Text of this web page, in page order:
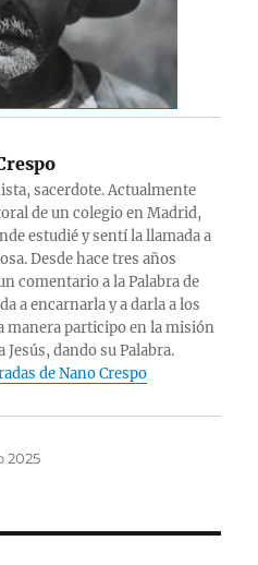
sacerdote. Actualmente
de un colegio en Madrid,
estudié y sentí la llamada a
Desde hace tres años
comentario a la Palabra de
a encarnarla y a darla a los
manera participo en la misión
Jesús, dando su Palabra.
de Nano Crespo
2025